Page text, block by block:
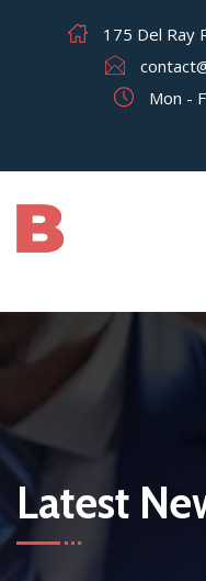
175 Del Ray
Mon -
Latest